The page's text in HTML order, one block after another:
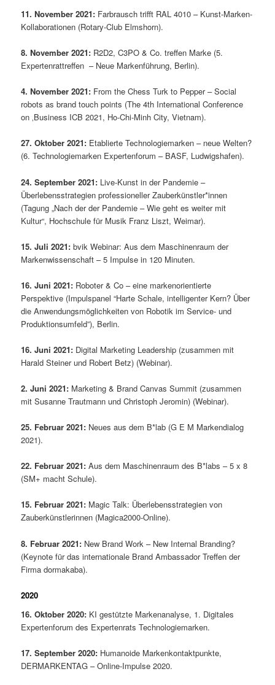
11. November 2021: Farbrausch trifft RAL 4010 – Kunst-Marken-
Kollaborationen (Rotary-Club Elmshorn).
8. November 2021: R2D2, C3PO & Co. treffen Marke (5.
Expertenrattreffen – Neue Markenführung, Berlin).
4. November 2021: From the Chess Turk to Pepper – Social
robots as brand touch points (The 4th International Conference
on ‚Business ICB 2021, Ho-Chi-Minh City, Vietnam).
27. Oktober 2021: Etablierte Technologiemarken – neue Welten?
(6. Technologiemarken Expertenforum – BASF, Ludwigshafen).
24. September 2021: Live-Kunst in der Pandemie –
Überlebensstrategien professioneller Zauberkünstler*innen
(Tagung „Nach der der Pandemie – Wie geht es weiter mit
Kultur“, Hochschule für Musik Franz Liszt, Weimar).
15. Juli 2021: bvik Webinar: Aus dem Maschinenraum der
Markenwissenschaft – 5 Impulse in 120 Minuten.
16. Juni 2021: Roboter & Co – eine markenorientierte
Perspektive (Impulspanel “Harte Schale, intelligenter Kern? Über
die Anwendungsmöglichkeiten von Robotik im Service- und
Produktionsumfeld”), Berlin.
16. Juni 2021: Digital Marketing Leadership (zusammen mit
Harald Steiner und Robert Betz) (Webinar).
2. Juni 2021: Marketing & Brand Canvas Summit (zusammen
mit Susanne Trautmann und Christoph Jeromin) (Webinar).
25. Februar 2021: Neues aus dem B*lab (G E M Markendialog
2021).
22. Februar 2021: Aus dem Maschinenraum des B*labs – 5 x 8
(SM+ macht Schule).
15. Februar 2021: Magic Talk: Überlebensstrategien von
Zauberkünstlerinnen (Magica2000-Online).
8. Februar 2021: New Brand Work – New Internal Branding?
(Keynote für das internationale Brand Ambassador Treffen der
Firma dormakaba).
2020
16. Oktober 2020: KI gestützte Markenanalyse, 1. Digitales
Expertenforum des Expertenrats Technologiemarken.
17. September 2020: Humanoide Markenkontaktpunkte,
DERMARKENTAG – Online-Impulse 2020.